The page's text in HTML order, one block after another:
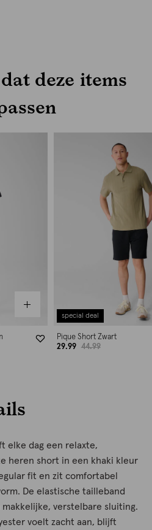
deze items
special deal
Pique Short Zwart
29.99
44.99
elke dag een relaxte,
heren short in een khaki kleur
fit en zit comfortabel
De elastische tailleband
verstelbare sluiting.
voelt zacht aan, blijft